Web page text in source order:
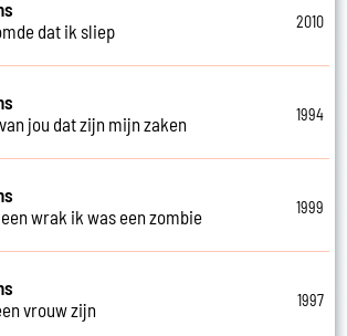
dat ik sliep
2010
jou dat zijn mijn zaken
1994
wrak ik was een zombie
1999
vrouw zijn
1997